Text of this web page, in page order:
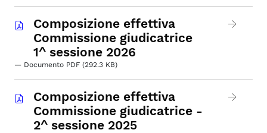
Composizione effettiva
Commissione giudicatrice
1^ sessione 2026
— Documento PDF (292.3 KB)
Composizione effettiva
Commissione giudicatrice -
2^ sessione 2025